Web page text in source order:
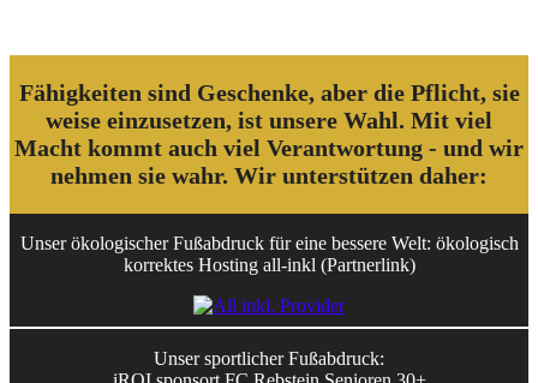
Fähigkeiten sind Geschenke, aber die Pflicht, sie
weise einzusetzen, ist unsere Wahl. Mit viel
Macht kommt auch viel Verantwortung - und wir
nehmen sie wahr. Wir unterstützen daher:
Unser ökologischer Fußabdruck für eine bessere Welt: ökologisch
korrektes Hosting all-inkl (Partnerlink)
Unser sportlicher Fußabdruck: